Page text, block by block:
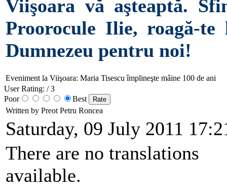
Viişoara vă aşteaptă.
Proorocule Ilie, roagă-te
Dumnezeu pentru noi!
Eveniment la Viişoara: Maria Tisescu împlineşte mâine 100 de ani
User Rating: / 3
Poor
Best
Written by Preot Petru Roncea
Saturday, 09 July 2011
There are no translations
available.